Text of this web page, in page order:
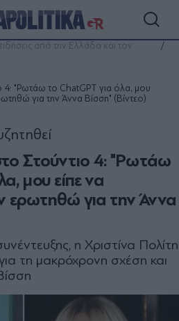
από την Ελλάδα και τον
4: "Ρωτάω το ChatGPT για όλα, μου
για την Άννα Βίσση" (Βίντεο)
Στούντιο 4: "Ρωτάω
μου είπε να
ερωτηθώ για την Άννα
η Χριστίνα Πολίτη
τη μακρόχρονη σχέση και